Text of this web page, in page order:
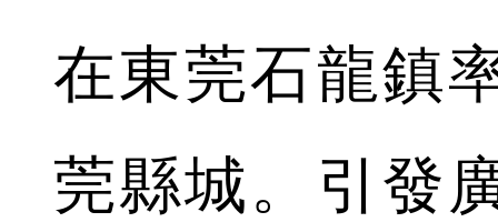
在東莞石龍鎮
莞縣城。引發